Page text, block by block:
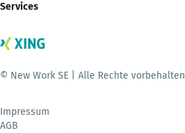
Services
© New Work SE | Alle Rechte vorbehalten
Impressum
AGB